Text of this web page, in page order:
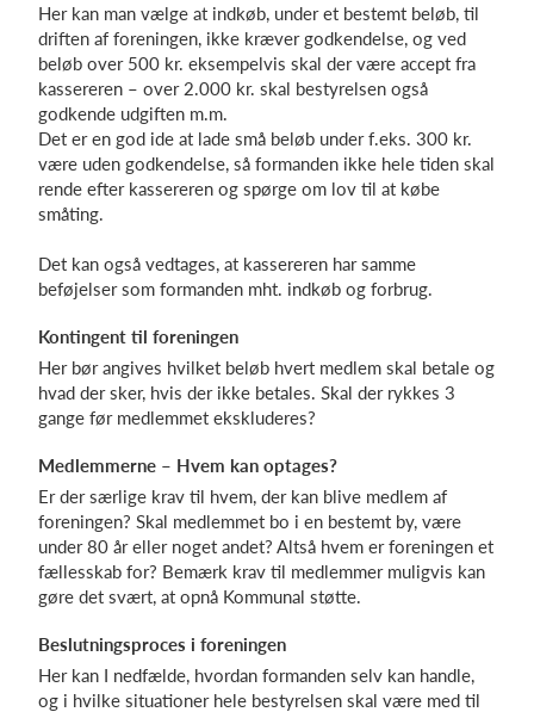
Her kan man vælge at indkøb, under et bestemt beløb, til
driften af foreningen, ikke kræver godkendelse, og ved
beløb over 500 kr. eksempelvis skal der være accept fra
kassereren – over 2.000 kr. skal bestyrelsen også
godkende udgiften m.m.
Det er en god ide at lade små beløb under f.eks. 300 kr.
være uden godkendelse, så formanden ikke hele tiden skal
rende efter kassereren og spørge om lov til at købe
småting.
Det kan også vedtages, at kassereren har samme
beføjelser som formanden mht. indkøb og forbrug.
Kontingent til foreningen
Her bør angives hvilket beløb hvert medlem skal betale og
hvad der sker, hvis der ikke betales. Skal der rykkes 3
gange før medlemmet ekskluderes?
Medlemmerne – Hvem kan optages?
Er der særlige krav til hvem, der kan blive medlem af
foreningen? Skal medlemmet bo i en bestemt by, være
under 80 år eller noget andet? Altså hvem er foreningen et
fællesskab for? Bemærk krav til medlemmer muligvis kan
gøre det svært, at opnå Kommunal støtte.
Beslutningsproces i foreningen
Her kan I nedfælde, hvordan formanden selv kan handle,
og i hvilke situationer hele bestyrelsen skal være med til